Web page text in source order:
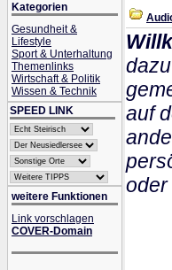
Kategorien
Gesundheit &
Lifestyle
Sport & Unterhaltung
Themenlinks
Wirtschaft & Politik
Wissen & Technik
SPEED LINK
weitere Funktionen
Link vorschlagen
COVER-Domain
auf
oder